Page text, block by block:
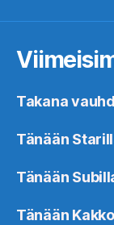
Takana
Tänään
Tänään
Tänään